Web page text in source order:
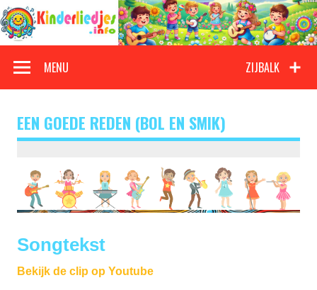
Doorgaan
naar
inhoud
Kinderliedjes
ZIJBALK
MENU
EEN GOEDE REDEN (BOL EN SMIK)
Songtekst
Bekijk de clip op Youtube